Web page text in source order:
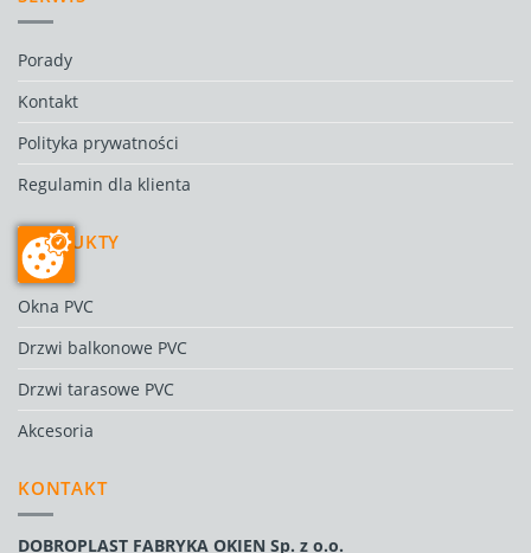
Porady
Kontakt
Polityka prywatności
Regulamin dla klienta
PRODUKTY
Okna PVC
Drzwi balkonowe PVC
Drzwi tarasowe PVC
Akcesoria
KONTAKT
DOBROPLAST FABRYKA OKIEN Sp. z o.o.